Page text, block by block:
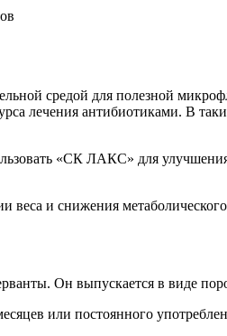
средой для полезной
лечения антибиотиками. В
«СК ЛАКС» для
и снижения
Он выпускается в виде
или постоянного